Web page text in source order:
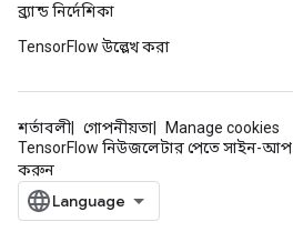
ব্র্যান্ড নির্দেশিকা
TensorFlow উল্লেখ করা
শর্তাবলী গোপনীয়তা
Manage cookies
TensorFlow নিউজলেটার পেতে সাইন-আপ
করুন